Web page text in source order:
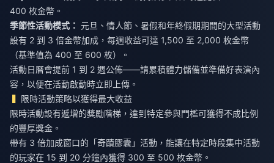
400 枚金幣。
季節性活動模式： 元旦、情人節、暑假和年終假期期間的大型活動
設有 2 到 3 倍金幣加成，每週收益可達 1,500 至 2,000 枚金幣
（基準值為 400 至 600 枚）。
活動日曆會提前 1 到 2 週公佈——請累積體力儲備並準備好表演內
容，以便在活動啟動時立即上傳。
限時活動策略以獲得最大收益
限時活動設有遞增的獎勵階梯，達到特定參與門檻可獲得不成比例
的豐厚獎金。
帶有 3 倍加成窗口的「奇蹟膠囊」活動，能讓在特定時段集中活動
的玩家在 15 到 20 分鐘內獲得 300 至 500 枚金幣。